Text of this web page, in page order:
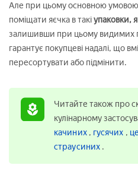
Але при цьому основною
поміщати яєчка в такіупаковки,
залишивши при цьому видимих
гарантує покупцеві надалі, що
пересортувати або підмінити.
Читайте також про
кулінарному
качиних , гусячих ,
страусиних .